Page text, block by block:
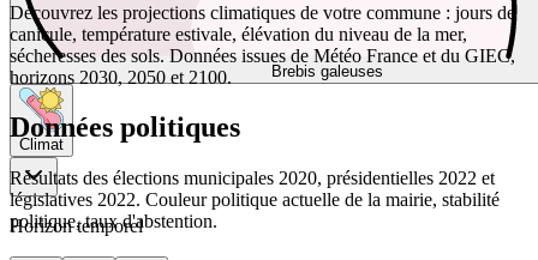
Brebis galeuses
Climat
Horizon temporel
Découvrez les projections climatiques de votre commune : jours de
canicule, température estivale, élévation du niveau de la mer,
sécheresses des sols. Données issues de Météo France et du GIEC,
horizons 2030, 2050 et 2100.
Données politiques
Résultats des élections municipales 2020, présidentielles 2022 et
législatives 2022. Couleur politique actuelle de la mairie, stabilité
politique, taux d'abstention.